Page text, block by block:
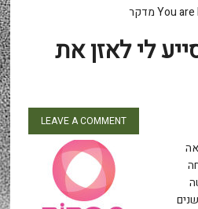
You
לי לאזן את
LEAVE A COMMENT
בשנים